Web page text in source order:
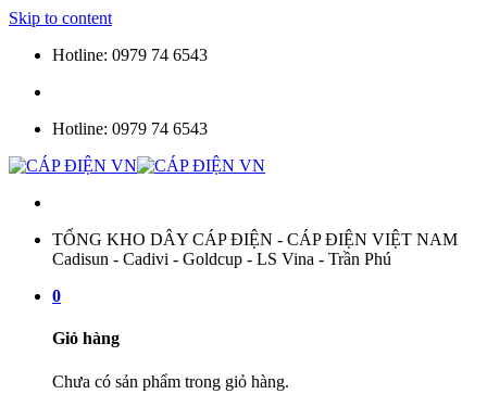
Skip to content
Hotline: 0979 74 6543
Hotline: 0979 74 6543
TỔNG KHO DÂY CÁP ĐIỆN - CÁP ĐIỆN VIỆT NAM
Cadisun - Cadivi - Goldcup - LS Vina - Trần Phú
0
Giỏ hàng
Chưa có sản phẩm trong giỏ hàng.